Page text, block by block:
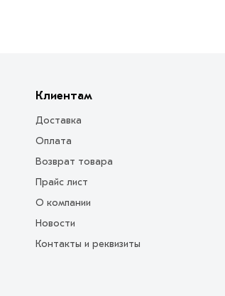
Клиентам
Доставка
Оплата
Возврат товара
Прайс лист
О компании
Новости
Контакты и реквизиты